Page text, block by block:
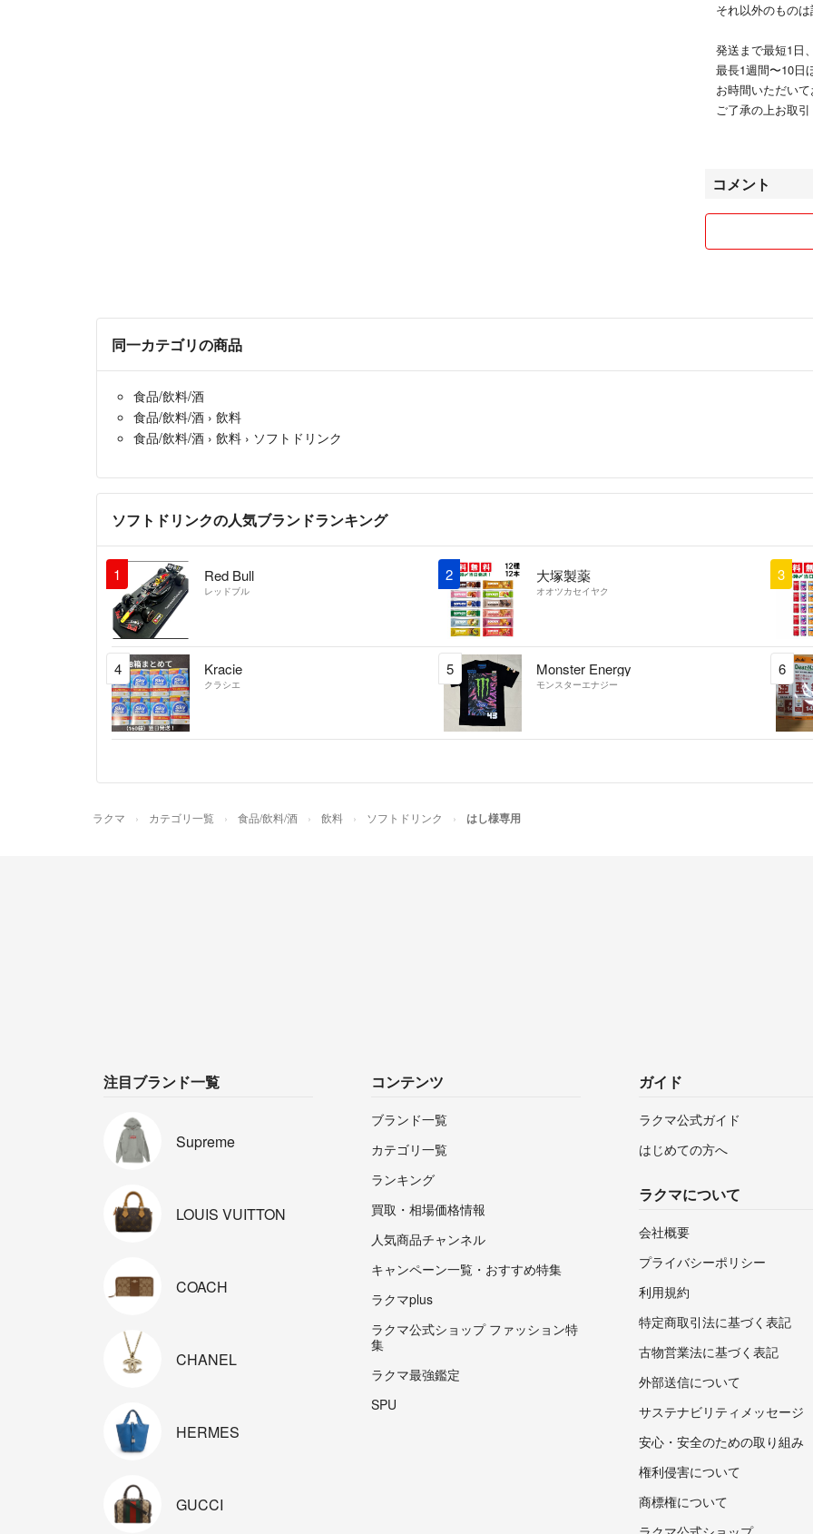
それ以外のもの
発送まで最短1日
最長1週間〜10日
お時間いただい
ご了承の上お取
時間指定等は行
コメント
同一カテゴリの商品
食品/飲料/酒
食品/飲料/酒 › 飲料
食品/飲料/酒 › 飲料 › ソフトドリンク
ソフトドリンクの人気ブランドランキング
1 Red Bull
レッドブル
2 大塚製薬
オオツカセイヤク
3
4 Kracie
クラシエ
5 Monster Energy
モンスターエナジー
6
ラクマ カテゴリ一覧 食品/飲料/酒 飲料 ソフトドリンク はし様専用
注目ブランド一覧
Supreme
LOUIS VUITTON
COACH
CHANEL
HERMES
GUCCI
コンテンツ
ブランド一覧
カテゴリ一覧
ランキング
買取・相場価格情報
人気商品チャンネル
キャンペーン一覧・おすすめ特集
ラクマplus
ラクマ公式ショップ ファッション特
集
ラクマ最強鑑定
SPU
ガイド
ラクマ公式ガイド
はじめての方へ
ラクマについて
会社概要
プライバシーポリシー
利用規約
特定商取引法に基づく表記
古物営業法に基づく表記
外部送信について
サステナビリティメッセージ
安心・安全のための取り組み
権利侵害について
商標権について